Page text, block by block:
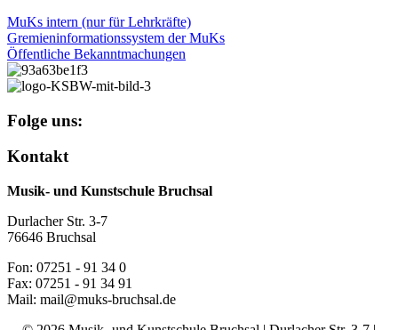
MuKs intern (nur für Lehrkräfte)
Gremieninformationssystem der MuKs
Öffentliche Bekanntmachungen
Folge uns:
Kontakt
Musik- und Kunstschule Bruchsal
Durlacher Str. 3-7
76646 Bruchsal
Fon: 07251 - 91 34 0
Fax: 07251 - 91 34 91
Mail: mail@muks-bruchsal.de